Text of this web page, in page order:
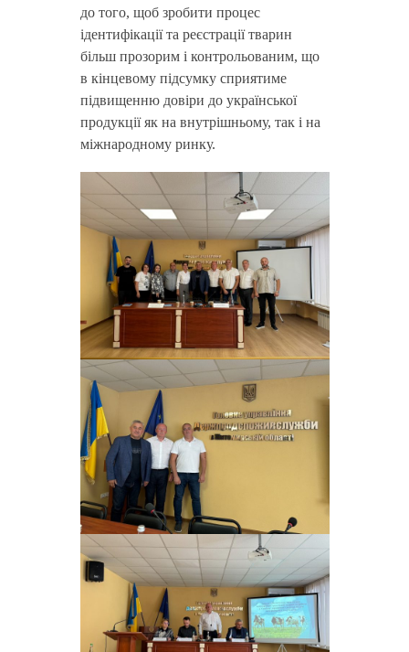
до того, щоб зробити процес
ідентифікації та реєстрації тварин
більш прозорим і контрольованим, що
в кінцевому підсумку сприятиме
підвищенню довіри до української
продукції як на внутрішньому, так і на
міжнародному ринку.